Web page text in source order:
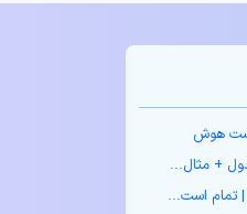
هوش
+ مثال‌...